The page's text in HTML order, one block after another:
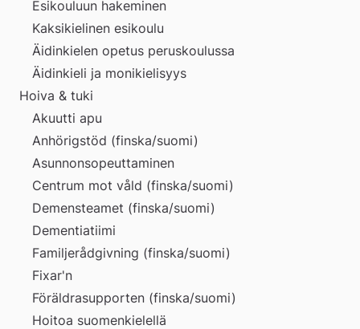
Esikouluun hakeminen
Kaksikielinen esikoulu
Äidinkielen opetus peruskoulussa
Äidinkieli ja monikielisyys
Hoiva & tuki
Akuutti apu
Anhörigstöd (finska/suomi)
Asunnonsopeuttaminen
Centrum mot våld (finska/suomi)
Demensteamet (finska/suomi)
Dementiatiimi
Familjerådgivning (finska/suomi)
Fixar'n
Föräldrasupporten (finska/suomi)
Hoitoa suomenkielellä